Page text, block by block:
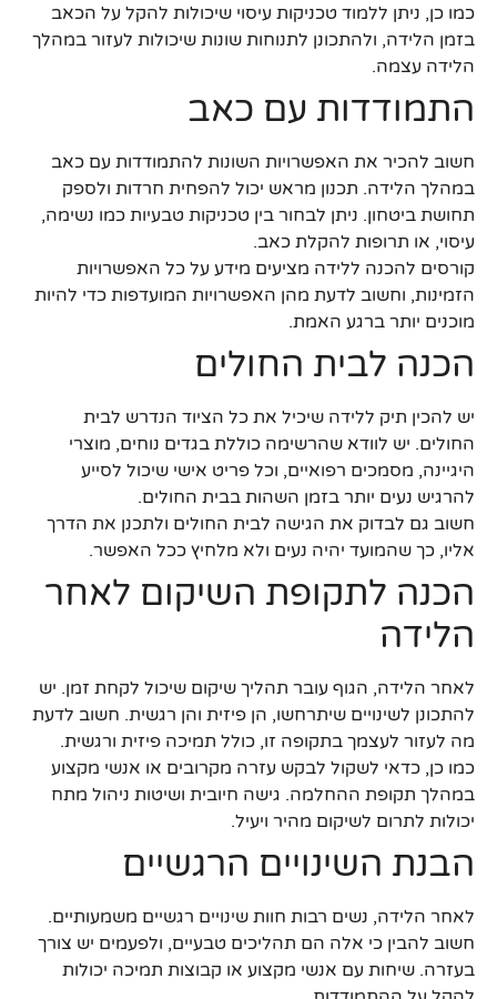
כמו כן, ניתן ללמוד טכניקות עיסוי שיכולות להקל על הכאב
בזמן הלידה, ולהתכונן לתנוחות שונות שיכולות לעזור במהלך
הלידה עצמה.
התמודדות עם כאב
חשוב להכיר את האפשרויות השונות להתמודדות עם כאב
במהלך הלידה. תכנון מראש יכול להפחית חרדות ולספק
תחושת ביטחון. ניתן לבחור בין טכניקות טבעיות כמו נשימה,
עיסוי, או תרופות להקלת כאב.
קורסים להכנה ללידה מציעים מידע על כל האפשרויות
הזמינות, וחשוב לדעת מהן האפשרויות המועדפות כדי להיות
מוכנים יותר ברגע האמת.
הכנה לבית החולים
יש להכין תיק ללידה שיכיל את כל הציוד הנדרש לבית
החולים. יש לוודא שהרשימה כוללת בגדים נוחים, מוצרי
היגיינה, מסמכים רפואיים, וכל פריט אישי שיכול לסייע
להרגיש נעים יותר בזמן השהות בבית החולים.
חשוב גם לבדוק את הגישה לבית החולים ולתכנן את הדרך
אליו, כך שהמועד יהיה נעים ולא מלחיץ ככל האפשר.
הכנה לתקופת השיקום לאחר
הלידה
לאחר הלידה, הגוף עובר תהליך שיקום שיכול לקחת זמן. יש
להתכונן לשינויים שיתרחשו, הן פיזית והן רגשית. חשוב לדעת
מה לעזור לעצמך בתקופה זו, כולל תמיכה פיזית ורגשית.
כמו כן, כדאי לשקול לבקש עזרה מקרובים או אנשי מקצוע
במהלך תקופת ההחלמה. גישה חיובית ושיטות ניהול מתח
יכולות לתרום לשיקום מהיר ויעיל.
הבנת השינויים הרגשיים
לאחר הלידה, נשים רבות חוות שינויים רגשיים משמעותיים.
חשוב להבין כי אלה הם תהליכים טבעיים, ולפעמים יש צורך
בעזרה. שיחות עם אנשי מקצוע או קבוצות תמיכה יכולות